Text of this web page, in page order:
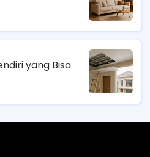
yang Bisa